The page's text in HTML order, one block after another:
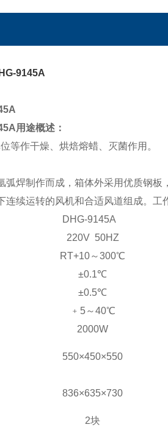
9145A
用途概述：
等作干燥、烘焙熔蜡、灭菌作用。
弧焊制作而成，箱体外采用优质钢板
续运转的风机和合适风道组成。工
DHG-9145A
220V 50HZ
RT+10～300℃
±0.1℃
±0.5℃
﹢5～40℃
2000W
550×450×550
836×635×730
2块